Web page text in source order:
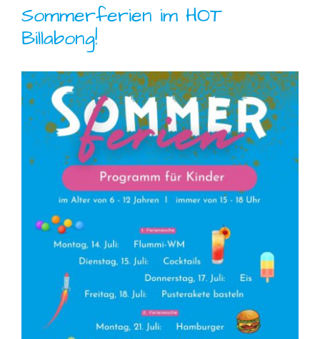
Sommerferien im HOT
Billabong!